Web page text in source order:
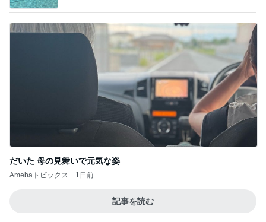
だいた 母の見舞いで元気な姿
Amebaトピックス 1日前
記事を読む